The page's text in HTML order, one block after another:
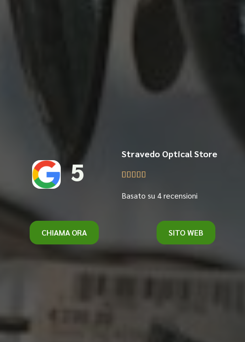
5
Stravedo Optical Store
    
Basato su 4 recensioni
CHIAMA ORA SITO WEB